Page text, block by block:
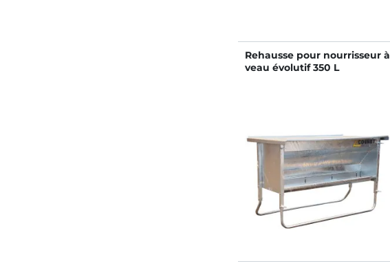
Rehausse pour nourrisseur à
veau évolutif 350 L